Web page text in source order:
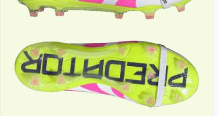
können
Produktseite
gewählt